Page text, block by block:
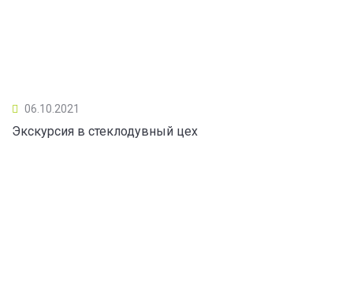
06.10.2021
Экскурсия в стеклодувный цех